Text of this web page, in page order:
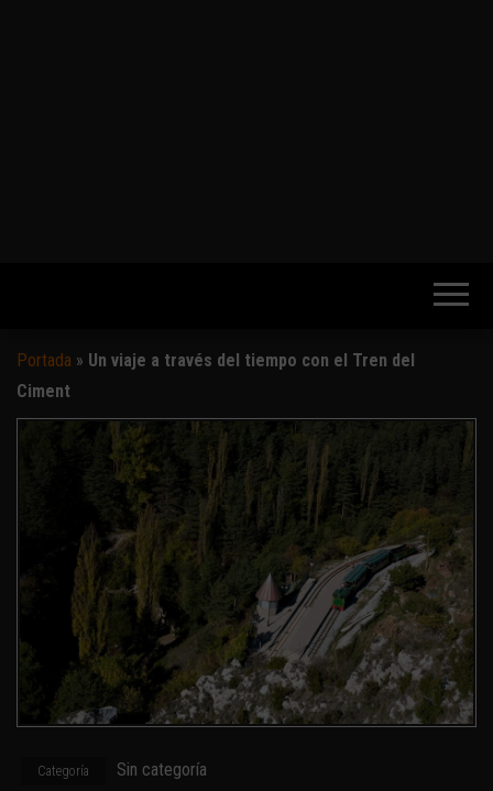
Portada » Un viaje a través del tiempo con el Tren del
Ciment
Categoría Sin categoría